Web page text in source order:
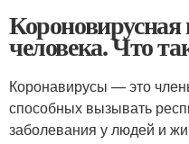
человека. Что
Коронавирусы — это
способных вызывать
заболевания у людей и